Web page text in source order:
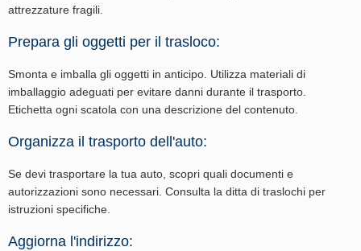
attrezzature fragili.
Prepara gli oggetti per il trasloco:
Smonta e imballa gli oggetti in anticipo. Utilizza materiali di
imballaggio adeguati per evitare danni durante il trasporto.
Etichetta ogni scatola con una descrizione del contenuto.
Organizza il trasporto dell'auto:
Se devi trasportare la tua auto, scopri quali documenti e
autorizzazioni sono necessari. Consulta la ditta di traslochi per
istruzioni specifiche.
Aggiorna l'indirizzo: